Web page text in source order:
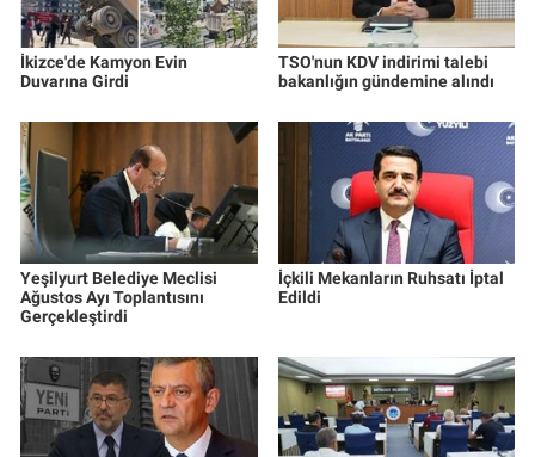
İkizce'de Kamyon Evin
Duvarına Girdi
TSO'nun KDV indirimi talebi
bakanlığın gündemine alındı
Yeşilyurt Belediye Meclisi
Ağustos Ayı Toplantısını
Gerçekleştirdi
İçkili Mekanların Ruhsatı İptal
Edildi